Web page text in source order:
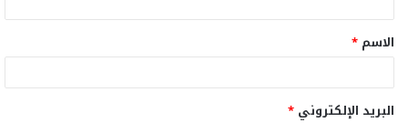
ق
*
الاسم *
البريد الإلكتروني *